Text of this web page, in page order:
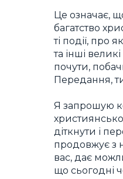
Це означає,
багатство
ті події, про
та інші
почути,
Передання,
Я запрошую
діткнути і
продовжує з
вас, дає
що сьогодні